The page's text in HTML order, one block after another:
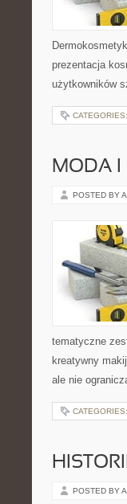
prezentacja
użytkowników
CATEGORIES:
MODA I
POSTED BY
tematyczne
kreatywny
ale nie
CATEGORIES:
POSTED BY